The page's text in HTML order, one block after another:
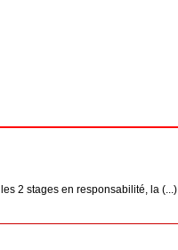
2 stages en responsabilité, la (...)